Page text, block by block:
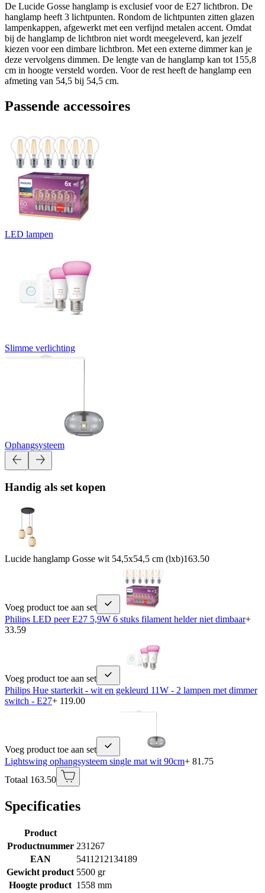
De Lucide Gosse hanglamp is exclusief voor de E27 lichtbron. De
hanglamp heeft 3 lichtpunten. Rondom de lichtpunten zitten glazen
lampenkappen, afgewerkt met een verfijnd metalen accent. Omdat
bij de hanglamp de lichtbron niet wordt meegeleverd, kan jezelf
kiezen voor een dimbare lichtbron. Met een externe dimmer kan je
deze vervolgens dimmen. De lengte van de hanglamp kan tot 155,8
cm in hoogte versteld worden. Voor de rest heeft de hanglamp een
afmeting van 54,5 bij 54,5 cm.
Passende accessoires
LED lampen
Slimme verlichting
Ophangsysteem
Handig als set kopen
Lucide hanglamp Gosse wit 54,5x54,5 cm (lxb)163.50
Voeg product toe aan set
Philips LED peer E27 5,9W 6 stuks filament helder niet dimbaar+
33.59
Voeg product toe aan set
Philips Hue starterkit - wit en gekleurd 11W - 2 lampen met dimmer
switch - E27+ 119.00
Voeg product toe aan set
Lightswing ophangsysteem single mat wit 90cm+ 81.75
Totaal 163.50
Specificaties
Product
Productnummer 231267
EAN
5411212134189
Gewicht product 5500 gr
Hoogte product 1558 mm